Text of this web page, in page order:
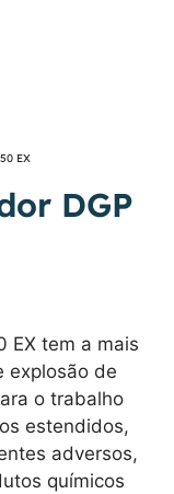
EX
DGP
EX tem a mais
explosão de
o trabalho
estendidos,
adversos,
químicos